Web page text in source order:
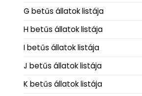
G betűs állatok listája
H betűs állatok listája
I betűs állatok listája
J betűs állatok listája
K betűs állatok listája